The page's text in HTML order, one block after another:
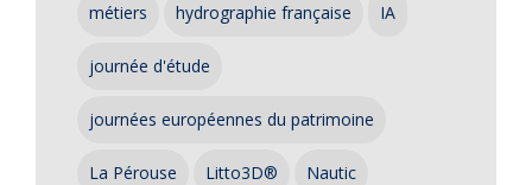
métiers hydrographie française IA
journée d'étude
journées européennes du patrimoine
La Pérouse Litto3D® Nautic